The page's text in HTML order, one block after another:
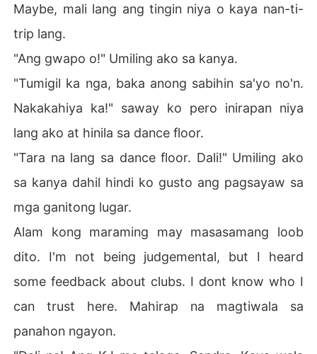
Maybe, mali lang ang tingin niya o kaya nan-ti-
trip lang.
"Ang gwapo o!" Umiling ako sa kanya.
"Tumigil ka nga, baka anong sabihin sa'yo no'n.
Nakakahiya ka!" saway ko pero inirapan niya
lang ako at hinila sa dance floor.
"Tara na lang sa dance floor. Dali!" Umiling ako
sa kanya dahil hindi ko gusto ang pagsayaw sa
mga ganitong lugar.
Alam kong maraming may masasamang loob
dito. I'm not being judgemental, but I heard
some feedback about clubs. I dont know who I
can trust here. Mahirap na magtiwala sa
panahon ngayon.